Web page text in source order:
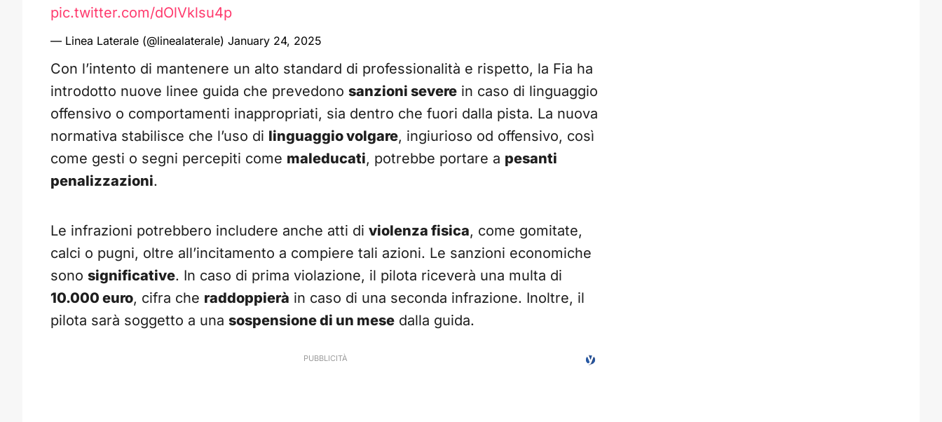
pic.twitter.com/dOlVklsu4p
— Linea Laterale (@linealaterale) January 24, 2025
Con l’intento di mantenere un alto standard di professionalità e rispetto, la Fia ha
introdotto nuove linee guida che prevedono sanzioni severe in caso di linguaggio
offensivo o comportamenti inappropriati, sia dentro che fuori dalla pista. La nuova
normativa stabilisce che l’uso di linguaggio volgare, ingiurioso od offensivo, così
come gesti o segni percepiti come maleducati, potrebbe portare a pesanti
penalizzazioni.
Le infrazioni potrebbero includere anche atti di violenza fisica, come gomitate,
calci o pugni, oltre all’incitamento a compiere tali azioni. Le sanzioni economiche
sono significative. In caso di prima violazione, il pilota riceverà una multa di
10.000 euro, cifra che raddoppierà in caso di una seconda infrazione. Inoltre, il
pilota sarà soggetto a una sospensione di un mese dalla guida.